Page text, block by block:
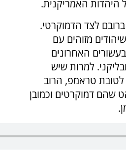
לצד הדמוקרטי.
מזוהים עם
האחרונים
למרות שיש
טראמפ, הרוב
שהם דמוקרטים וכמובן